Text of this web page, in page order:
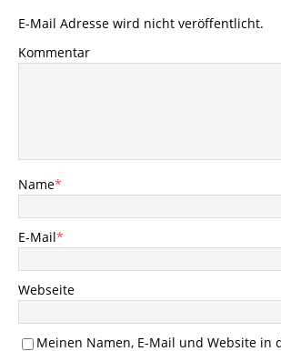
E-Mail Adresse wird nicht veröffentlicht.
Kommentar
Name*
E-Mail*
Webseite
Meinen Namen, E-Mail und Website in